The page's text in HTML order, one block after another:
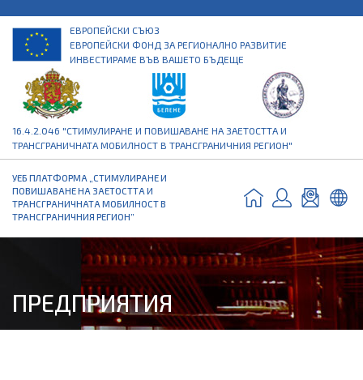
ЕВРОПЕЙСКИ СЪЮЗ
ЕВРОПЕЙСКИ ФОНД ЗА РЕГИОНАЛНО РАЗВИТИЕ
ИНВЕСТИРАМЕ ВЪВ ВАШЕТО БЪДЕЩЕ
16.4.2.046 "СТИМУЛИРАНЕ И ПОВИШАВАНЕ НА ЗАЕТОСТТА И
ТРАНСГРАНИЧНАТА МОБИЛНОСТ В ТРАНСГРАНИЧНИЯ РЕГИОН"
УЕБ ПЛАТФОРМА „СТИМУЛИРАНЕ И
ПОВИШАВАНЕ НА ЗАЕТОСТТА И
ТРАНСГРАНИЧНАТА МОБИЛНОСТ В
ТРАНСГРАНИЧНИЯ РЕГИОН”
ПРЕДПРИЯТИЯ